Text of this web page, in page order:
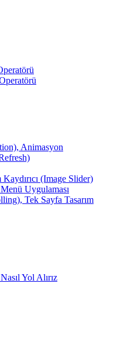
Animasyon
(Image Slider)
Uygulaması
Tek Sayfa Tasarım
Yol Alırız